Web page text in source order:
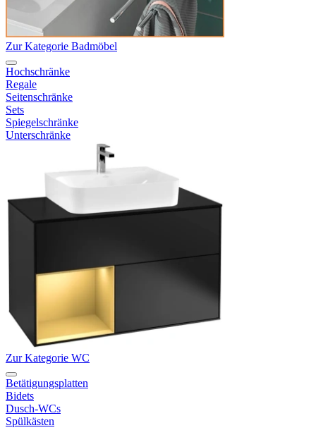
Zur Kategorie Badmöbel
Hochschränke
Regale
Seitenschränke
Sets
Spiegelschränke
Unterschränke
Zur Kategorie WC
Betätigungsplatten
Bidets
Dusch-WCs
Spülkästen